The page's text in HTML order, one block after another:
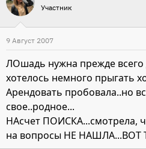
Участник
9 Август 2007
ЛОшадь нужна прежде всего
хотелось немного прыгать
Арендовать пробовала..но
свое..родное...
НАсчет ПОИСКА...смотрела,
на вопросы НЕ НАШЛА...ВОТ